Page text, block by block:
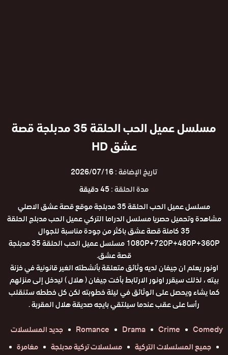
مسلسل عميل الحب الحلقة 35 مدبلجة قصة
عشق HD
تاريخ الإضافة :2026/07/16
مدة الحلقة :45 دقيقة
مسلسل عميل الحب الحلقة 35 مدبلجة موقع قصة عشق الاصلي
مشاهدة وتحميل حصريا مسلسل الدراما التركي عميل الحب مدبلج الحلقة
35 كاملة قصة عشق باكثر من جودة مناسبة للجوال
1080P+720P+480P+360P مسلسل عميل الحب الحلقة 35 مدبلجة
قصة عشق.
اونور يعلم ان جيفان لديه وثائق متعلقة بأنشطته الغير قانونية في خزنة
بيته ، لذلك سيقرر اونور الارتابط بأخت جيفان ( هلال ) ليدخل إلى منزلهم
كما يشاء ويحصل على الوثائق في ليلة خطوبته لكن كل خططه ستنقلب
رأسا على عقب عندما سيلتقي بايجه صديقة هلال المقربة .
Comedy
Crime
Drama
Romance
جديد المسلسلات
جميع المسلسلات التركية
مسلسلات تركية مدبلجة مغامرة